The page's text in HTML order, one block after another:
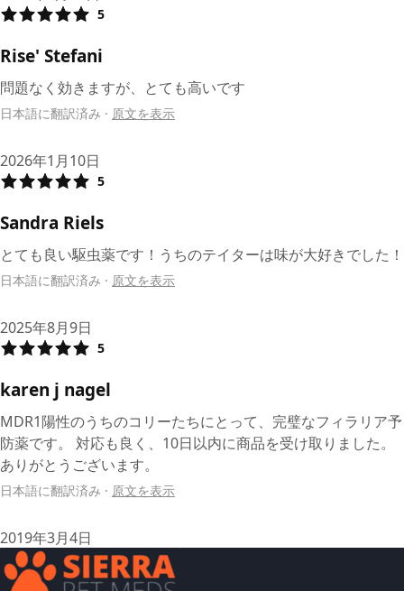
5
Rise' Stefani
問題なく効きますが、とても高いです
日本語に翻訳済み · 原文を表示
2026年1月10日
5
Sandra Riels
とても良い駆虫薬です！うちのテイターは味が大好きでした！
日本語に翻訳済み · 原文を表示
2025年8月9日
5
karen j nagel
MDR1陽性のうちのコリーたちにとって、完璧なフィラリア予
防薬です。 対応も良く、10日以内に商品を受け取りました。
ありがとうございます。
日本語に翻訳済み · 原文を表示
2019年3月4日